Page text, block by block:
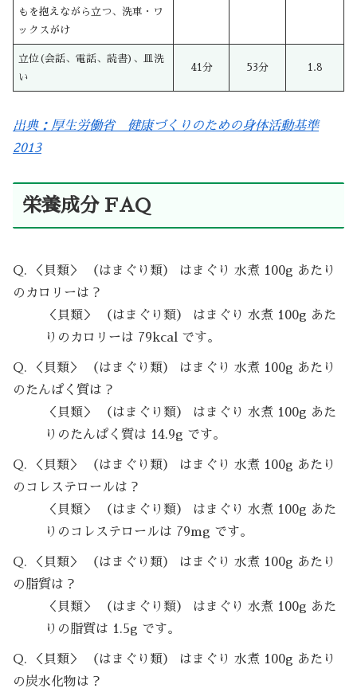
もを抱えながら立つ、洗車・ワ
ックスがけ
立位(会話、電話、読書)、皿洗
い
41分 53分 1.8
出典：厚生労働省 健康づくりのための身体活動基準
2013
栄養成分 FAQ
Q. ＜貝類＞ （はまぐり類） はまぐり 水煮 100g あたり
のカロリーは？
＜貝類＞ （はまぐり類） はまぐり 水煮 100g あた
りのカロリーは 79kcal です。
Q. ＜貝類＞ （はまぐり類） はまぐり 水煮 100g あたり
のたんぱく質は？
＜貝類＞ （はまぐり類） はまぐり 水煮 100g あた
りのたんぱく質は 14.9g です。
Q. ＜貝類＞ （はまぐり類） はまぐり 水煮 100g あたり
のコレステロールは？
＜貝類＞ （はまぐり類） はまぐり 水煮 100g あた
りのコレステロールは 79mg です。
Q. ＜貝類＞ （はまぐり類） はまぐり 水煮 100g あたり
の脂質は？
＜貝類＞ （はまぐり類） はまぐり 水煮 100g あた
りの脂質は 1.5g です。
Q. ＜貝類＞ （はまぐり類） はまぐり 水煮 100g あたり
の炭水化物は？